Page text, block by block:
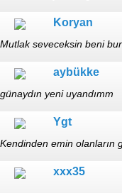
Koryan
Mutlak seveceksin beni
aybükke
günaydın yeni uyandımm
Ygt
Kendinden emin olanların
xxx35